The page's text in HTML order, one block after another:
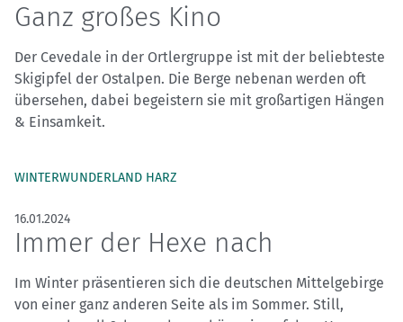
Ganz großes Kino
Der Cevedale in der Ortlergruppe ist mit der beliebteste
Skigipfel der Ostalpen. Die Berge nebenan werden oft
übersehen, dabei begeistern sie mit großartigen Hängen
& Einsamkeit.
WINTERWUNDERLAND HARZ
16.01.2024
Immer der Hexe nach
Im Winter präsentieren sich die deutschen Mittelgebirge
von einer ganz anderen Seite als im Sommer. Still,